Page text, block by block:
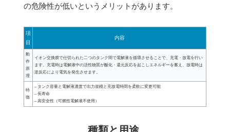
の危険性が低いというメリットがあります。
項
目
内容
動
作
原
理
イオン交換膜で仕切られた二つのタンク間で電解液を循環させることで、充電・放電を行い
ます。充電時は電解液中の活性物質が酸化・還元反応を起こしエネルギーを蓄え、放電時は
逆反応により電気を発生させます。
特
徴
– タンク容量と電解液濃度で出力規模と充放電時間を柔軟に変更可能
– 長寿命
– 高安全性（可燃性電解液不使用）